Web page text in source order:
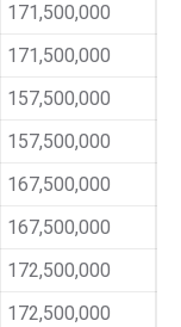
171,500,000
171,500,000
157,500,000
157,500,000
167,500,000
167,500,000
172,500,000
172,500,000